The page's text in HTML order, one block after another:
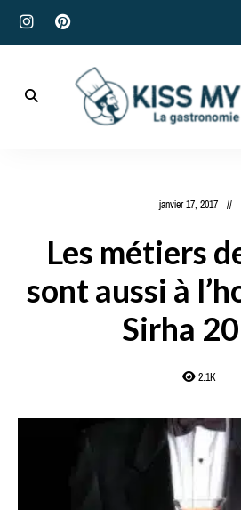
janvier 17, 2017
Les métiers
sont aussi à
Sirha
2.1K